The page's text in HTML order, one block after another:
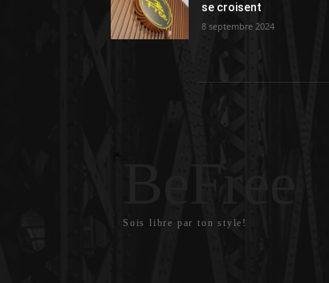
se croisent
8 septembre 2024
Sois libre par ton style!